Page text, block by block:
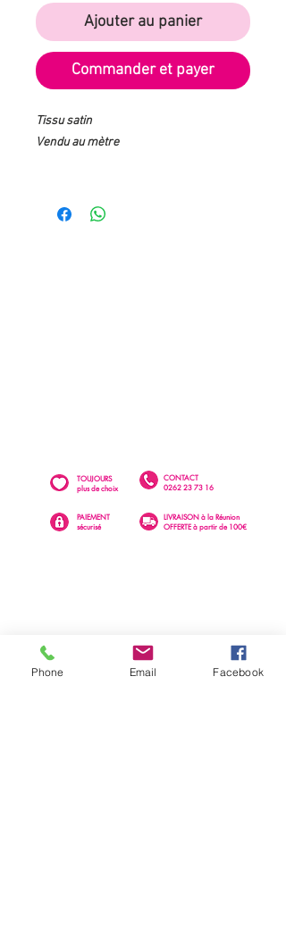
Ajouter au panier
Commander et payer
Tissu satin
Vendu au mètre
CONTACT
0262 23 73 16
TOUJOURS
plus de choix
PAIEMENT
sécurisé
LIVRAISON à la Réunion
OFFERTE à partir de 100€
Phone Email Facebook